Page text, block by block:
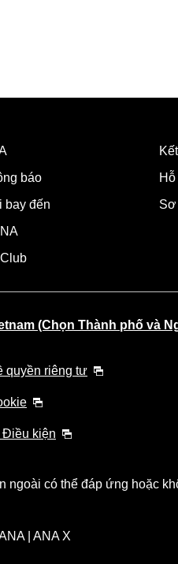
báo
bay đến
Sơ
(Chọn Thành phố và
quyền riêng tư
kiện
ngoài có thể đáp ứng hoặc
| ANA X